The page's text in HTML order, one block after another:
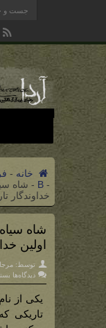
خانه -
-
B
- شاه
خداوندگار
شاه
اولین
توسط:
دیدگاه‌ها
در
میان
یکی از
تاریکی